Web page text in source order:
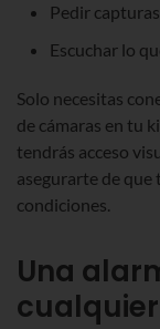
Pedir
Escuchar lo
Solo necesitas
de cámaras en tu
tendrás acceso
asegurarte de que
condiciones.
Una